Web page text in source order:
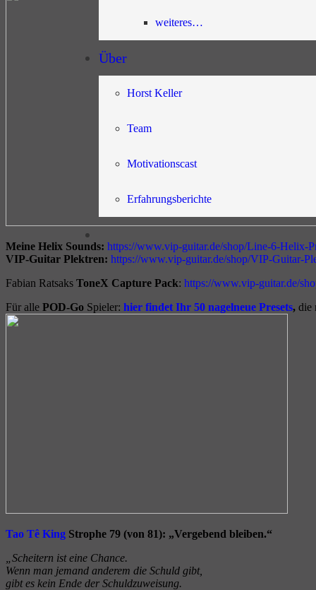
weiteres…
Über
Horst Keller
Team
Motivationscast
Erfahrungsberichte
Meine Helix Sounds: https://www.vip-guitar.de/shop/Line-6-Helix-
VIP-Guitar Plektren: https://www.vip-guitar.de/shop/VIP-Guitar-
Fabian Ratsaks ToneX Capture Pack: https://www.vip-guitar.de/
Für alle POD-Go Spieler: hier findet Ihr 50 nagelneue Presets, die
Tao Tê King Strophe 79 (von 81): „Vergebend bleiben.“
„Scheitern ist eine Chance.
Wenn man jemand anderem die Schuld gibt,
gibt es kein Ende der Schuldzuweisung.